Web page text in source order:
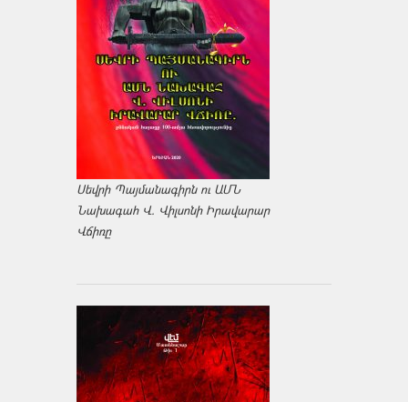
Սեվրի Պայմանագիրն ու ԱՄՆ
Նախագահ Վ. Վիլսոնի Իրավարար
Վճիռը